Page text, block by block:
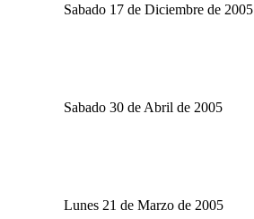
Sabado 17 de Diciembre de 2005
Sabado 30 de Abril de 2005
Lunes 21 de Marzo de 2005